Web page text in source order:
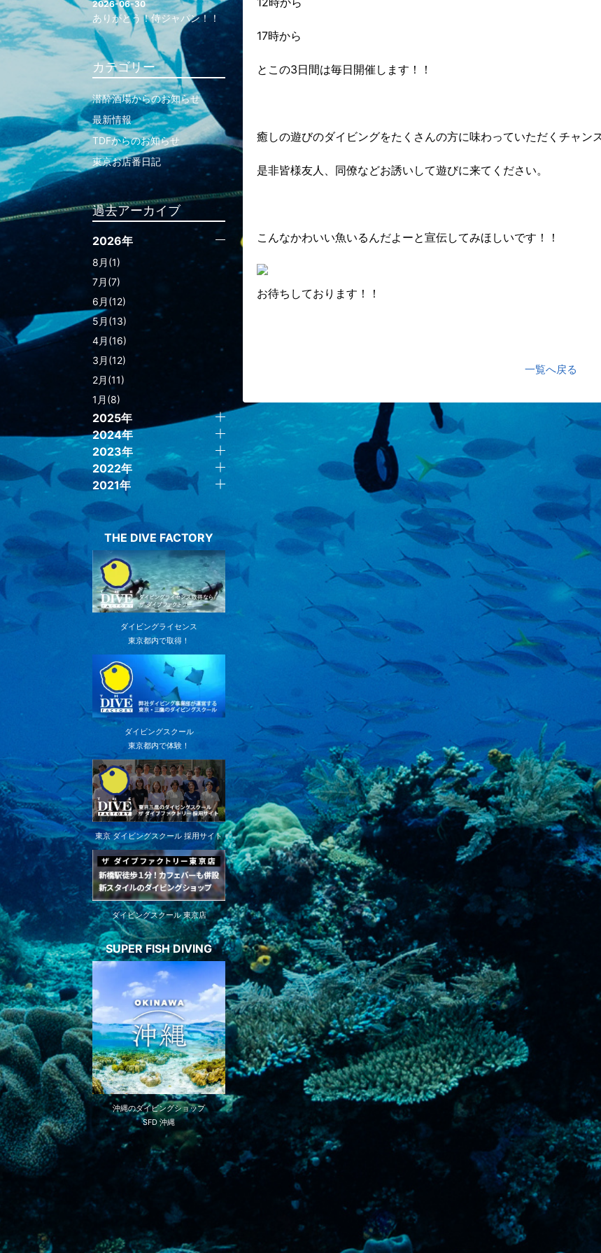
17時から
とこの3日間は毎日開催します！！
癒しの遊びのダイビングをたくさんの方に味わっていただくチャン
是非皆様友人、同僚などお誘いして遊びに来てください。
こんなかわいい魚いるんだよーと宣伝してみほしいです！！
お待ちしております！！
一覧へ戻る
2026-06-30
ありがとう！侍ジャパン！！
カテゴリー
潜酔酒場からのお知らせ
最新情報
TDFからのお知らせ
東京お店番日記
過去アーカイブ
2026年
8月(1)
7月(7)
6月(12)
5月(13)
4月(16)
3月(12)
2月(11)
1月(8)
2025年
2024年
2023年
2022年
2021年
THE DIVE FACTORY
ダイビングライセンス
東京都内で取得！
ダイビングスクール
東京都内で体験！
東京 ダイビングスクール 採用サイト
ダイビングスクール 東京店
SUPER FISH DIVING
沖縄のダイビングショップ
SFD 沖縄